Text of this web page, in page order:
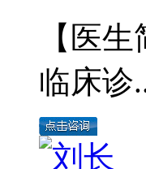
【医
临床诊